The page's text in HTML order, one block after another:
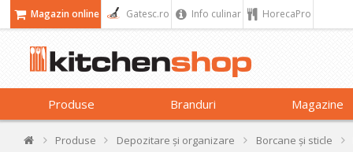
Magazin online Gatesc.ro Info culinar HorecaPro
Produse Branduri Magazine
Produse Depozitare și organizare Borcane și sticle